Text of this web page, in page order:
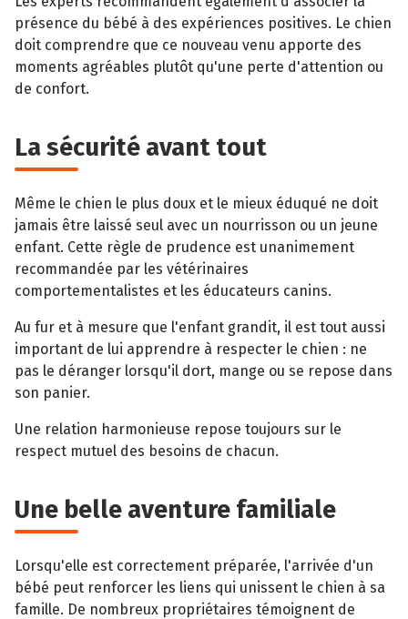
présence du bébé à des expériences positives. Le chien
doit comprendre que ce nouveau venu apporte des
moments agréables plutôt qu'une perte d'attention ou
de confort.
La sécurité avant tout
Même le chien le plus doux et le mieux éduqué ne doit
jamais être laissé seul avec un nourrisson ou un jeune
enfant. Cette règle de prudence est unanimement
recommandée par les vétérinaires
comportementalistes et les éducateurs canins.
Au fur et à mesure que l'enfant grandit, il est tout aussi
important de lui apprendre à respecter le chien : ne
pas le déranger lorsqu'il dort, mange ou se repose dans
son panier.
Une relation harmonieuse repose toujours sur le
respect mutuel des besoins de chacun.
Une belle aventure familiale
Lorsqu'elle est correctement préparée, l'arrivée d'un
bébé peut renforcer les liens qui unissent le chien à sa
famille. De nombreux propriétaires témoignent de